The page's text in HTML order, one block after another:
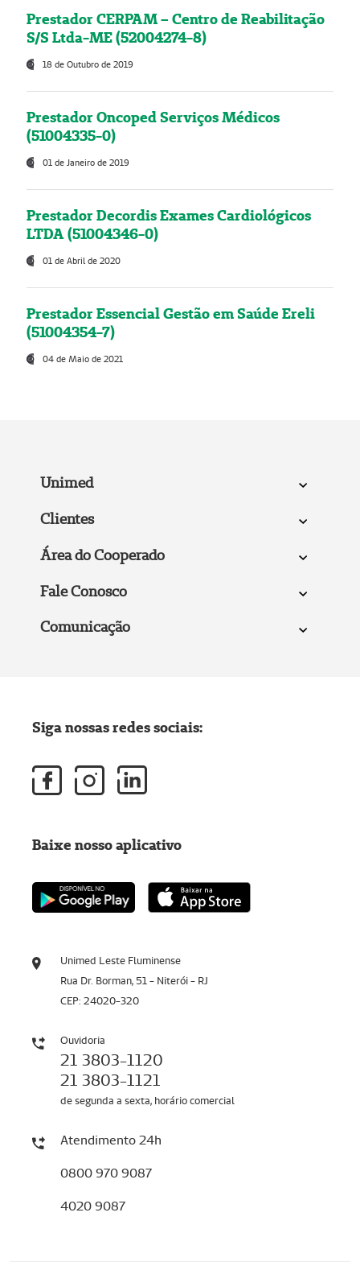
Prestador CERPAM – Centro de Reabilitação
S/S Ltda-ME (52004274-8)
18 de Outubro de 2019
Prestador Oncoped Serviços Médicos
(51004335-0)
01 de Janeiro de 2019
Prestador Decordis Exames Cardiológicos
LTDA (51004346-0)
01 de Abril de 2020
Prestador Essencial Gestão em Saúde Ereli
(51004354-7)
04 de Maio de 2021
Unimed
Clientes
Área do Cooperado
Fale Conosco
Comunicação
Unimed Leste Fluminense
Rua Dr. Borman, 51 - Niterói - RJ
CEP: 24020-320
Ouvidoria
21 3803-1120
21 3803-1121
de segunda a sexta, horário comercial
Atendimento 24h
0800 970 9087
4020 9087
Siga nossas redes sociais:
Baixe nosso aplicativo